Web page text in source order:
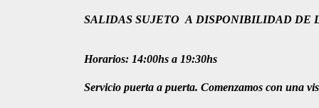
SALIDAS SUJETO A DISPONIBILIDAD DE
Horarios: 14:00hs a 19:30hs
Servicio puerta a puerta. Comenzamos con una